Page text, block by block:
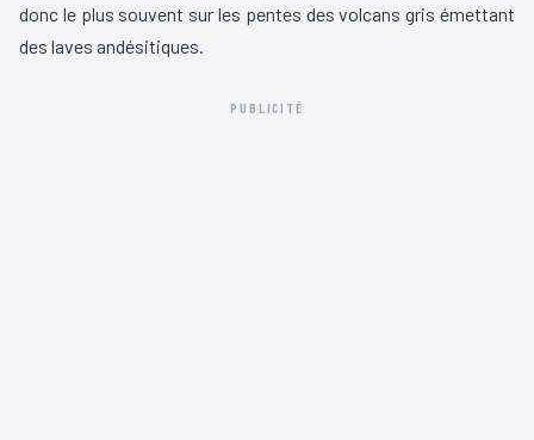
donc le plus souvent sur les pentes des volcans gris émettant
des laves andésitiques.
PUBLICITÉ